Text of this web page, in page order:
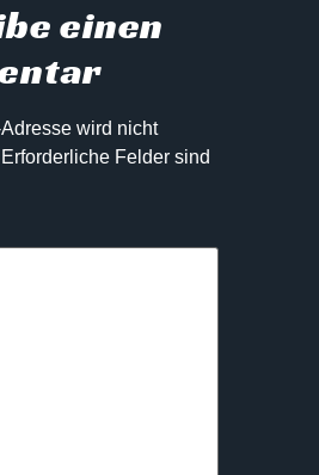
einen
wird nicht
Erforderliche Felder sind